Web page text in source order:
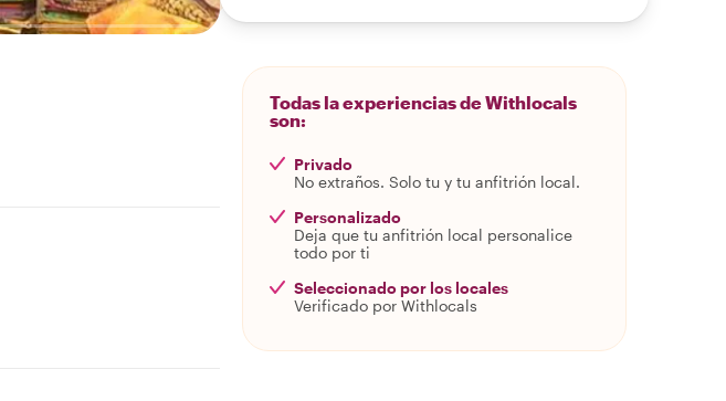
Todas la experiencias de Withlocals
son:
Privado
No extraños. Solo tu y tu anfitrión local.
Personalizado
Deja que tu anfitrión local personalice
todo por ti
Seleccionado por los locales
Verificado por Withlocals